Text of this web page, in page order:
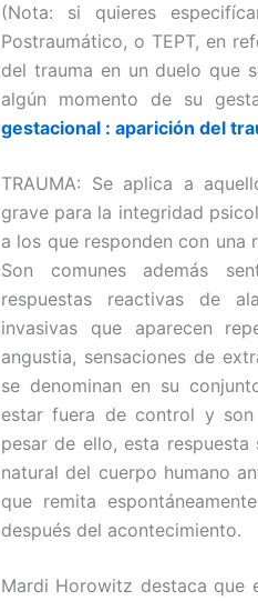
(Nota: si quieres
Postraumático, o TEPT, en
del trauma en un duelo que
algún momento de su
gestacional : aparición del
TRAUMA: Se aplica a
grave para la integridad
a los que responden con una
Son comunes además
respuestas reactivas de
invasivas que aparecen
angustia, sensaciones de
se denominan en su
estar fuera de control y
pesar de ello, esta
natural del cuerpo humano
que remita
después del acontecimiento.
Mardi Horowitz destaca que